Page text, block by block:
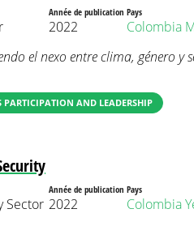
Année de publication
2022
Pays
Colombia
el nexo entre clima, género y
PARTICIPATION AND LEADERSHIP
Sector
Année de publication
2022
Pays
Colombia